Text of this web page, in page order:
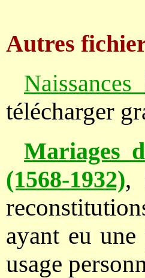
Autres
télécharger
Mariages
(1568-1932),
ayant eu
usage